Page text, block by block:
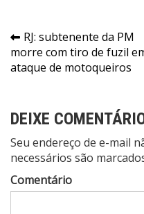
Navegação
de
RJ: subtenente da PM
morre com tiro de fuzil
ataque de motoqueiros
DEIXE
Seu endereço de e-mail
necessários são
Comentário